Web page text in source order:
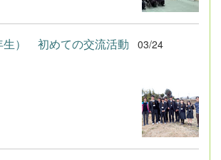
生） 初めての交流活動
03/24